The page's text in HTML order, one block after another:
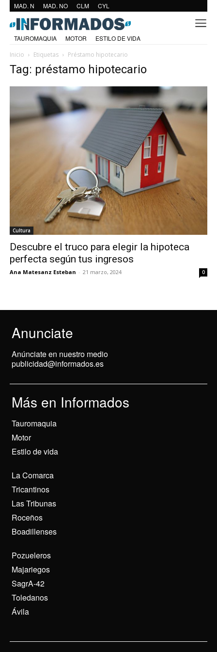
MAD. N MAD. NO CLM CYL
TAUROMAQUIA MOTOR
ESTILO DE VIDA
Inicio
Etiquetas Préstamo hipotecario
Tag: préstamo hipotecario
Cultura
Descubre el truco para elegir la hipoteca
perfecta según tus ingresos
Ana Matesanz Esteban - 21 marzo, 2024 0
Anunciate
Anúnciate en nuestro medio
publicidad@informados.es
Más en Informados
Tauromaquia
Motor
Estilo de vida
La Comarca
Tricantinos
Las Tribunas
Roceños
Boadillenses
Pozueleros
Majariegos
SagrA-42
Toledanos
Ávila